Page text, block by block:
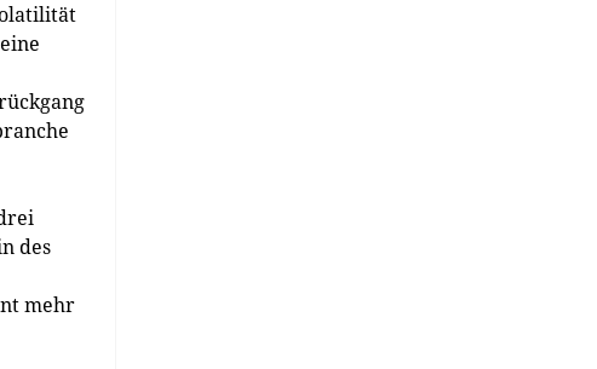
des
mehr